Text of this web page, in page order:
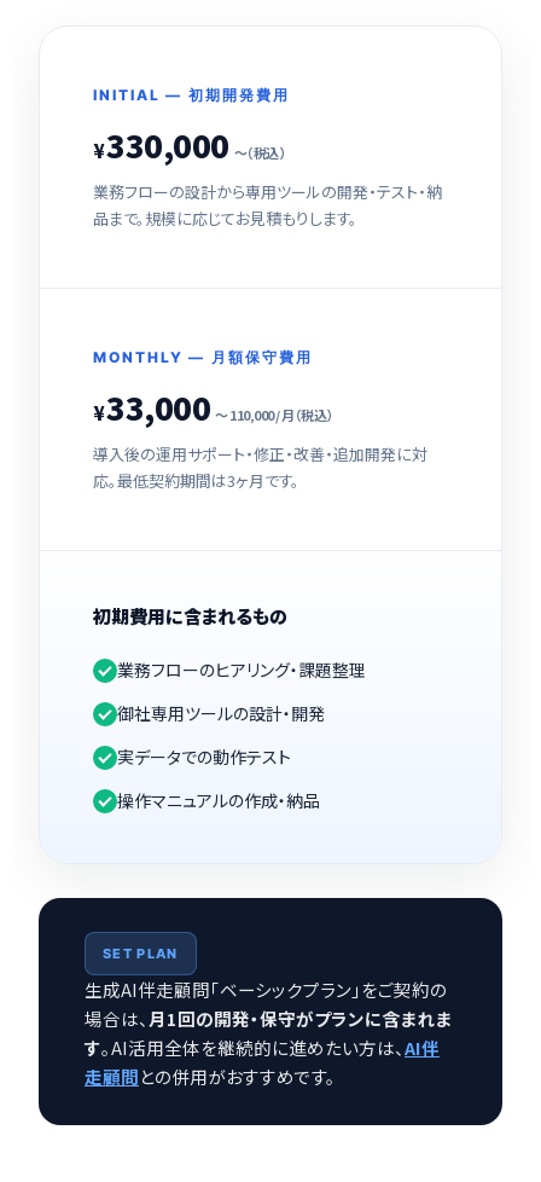
INITIAL — 初期開発費用
¥330,000 〜（税込）
業務フローの設計から専用ツールの開発・テスト・納
品まで。規模に応じてお見積もりします。
MONTHLY — 月額保守費用
¥33,000 〜 110,000 / 月（税込）
導入後の運用サポート・修正・改善・追加開発に対
応。最低契約期間は3ヶ月です。
初期費用に含まれるもの
業務フローのヒアリング・課題整理
御社専用ツールの設計・開発
実データでの動作テスト
操作マニュアルの作成・納品
SET PLAN
生成AI伴走顧問「ベーシックプラン」をご契約の
場合は、 月1回の開発・保守がプランに含まれま
す。AI活用全体を継続的に進めたい方は、AI伴
走顧問との併用がおすすめです。